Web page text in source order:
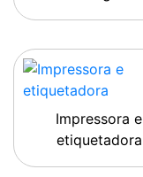
Impressora e
etiquetadora